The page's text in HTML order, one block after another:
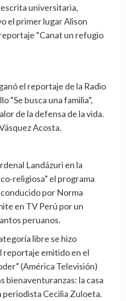
universitaria,
el primer lugar Alison
“Canat un refugio
el reportaje de la Radio
“Se busca una familia”,
de la defensa de la vida.
Acosta.
Landázuri en la
religiosa” el programa
conducido por Norma
en TV Perú por un
peruanos.
libre se hizo
reportaje emitido en el
(América Televisión)
bienaventuranzas: la casa
periodista Cecilia Zuloeta.